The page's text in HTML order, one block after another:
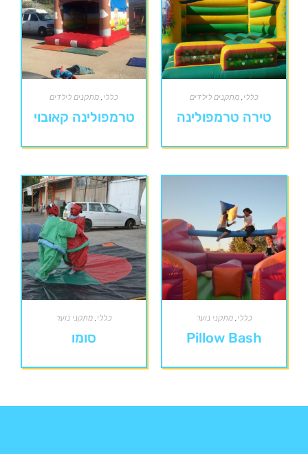
כללי מתקנים לילדים
טירה טרמפולינה
כללי מתקנים לילדים
טרמפולינה קאובוי
כללי מתקני נוער
Pillow Bash
כללי מתקני נוער
סומו